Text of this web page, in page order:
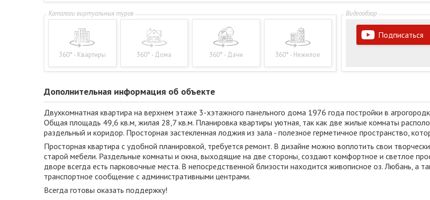
360° - Квартиры 360° - Дома 360° - Дачи 360° - Нежилое
Подписаться
Дополнительная информация об объекте
Двухкомнатная квартира на верхнем этаже 3-хэтажного панельного дома 1976 года постройки в
Общая площадь 49,6 кв.м, жилая 28,7 кв.м. Планировка квартиры уютная, так как две жилые комнаты
раздельный и коридор. Просторная застекленная лоджия из зала - полезное герметичное пространство,
Просторная квартира с удобной планировкой, требуется ремонт. В дизайне можно воплотить свои
старой мебели. Раздельные комнаты и окна, выходящие на две стороны, создают комфортное и светлое
дворе всегда есть парковочные места. В непосредственной близости находится живописное оз. Любань, а
транспортное сообщение с административными центрами.
Всегда готовы оказать поддержку!